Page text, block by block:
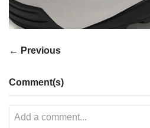
← Previous
Comment(s)